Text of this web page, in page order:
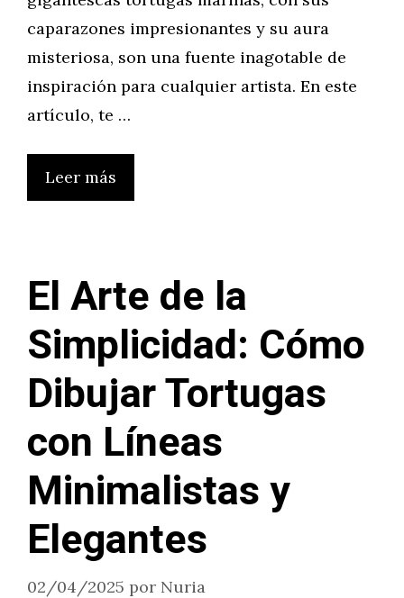
caparazones impresionantes y su aura
misteriosa, son una fuente inagotable de
inspiración para cualquier artista. En este
artículo, te …
Leer más
El Arte de la
Simplicidad: Cómo
Dibujar Tortugas
con Líneas
Minimalistas y
Elegantes
02/04/2025 por Nuria